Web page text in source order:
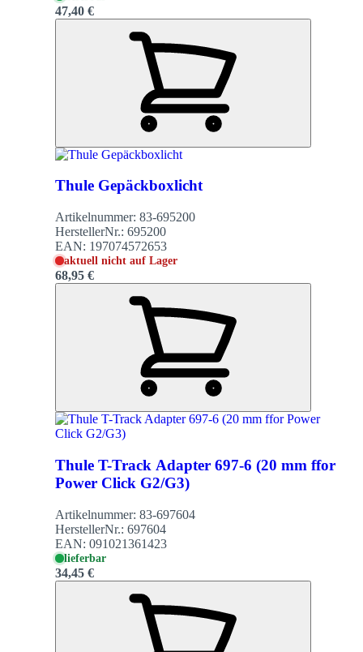
47,40 €
Thule Gepäckboxlicht
Artikelnummer: 83-695200
HerstellerNr.: 695200
EAN: 197074572653
aktuell nicht auf Lager
68,95 €
Thule T-Track Adapter 697-6 (20 mm ffor
Power Click G2/G3)
Artikelnummer: 83-697604
HerstellerNr.: 697604
EAN: 091021361423
lieferbar
34,45 €